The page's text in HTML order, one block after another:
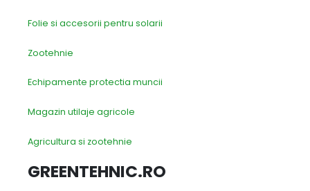
Folie si accesorii pentru solarii
Zootehnie
Echipamente protectia muncii
Magazin utilaje agricole
Agricultura si zootehnie
GREENTEHNIC.RO